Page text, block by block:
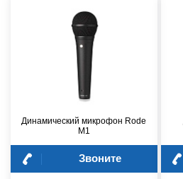
Динамический микрофон Rode
M1
Звоните